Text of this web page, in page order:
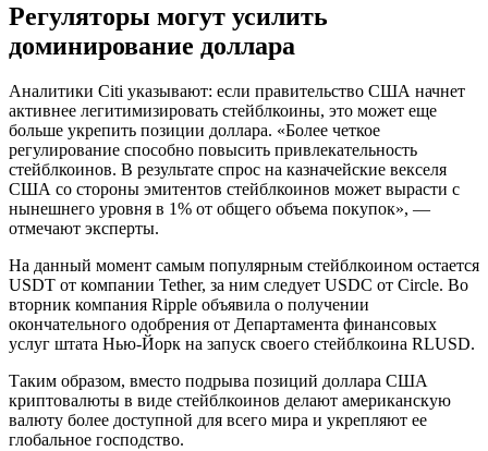
Регуляторы могут усилить
доминирование доллара
Аналитики Citi указывают: если правительство США начнет
активнее легитимизировать стейблкоины, это может еще
больше укрепить позиции доллара. «Более четкое
регулирование способно повысить привлекательность
стейблкоинов. В результате спрос на казначейские векселя
США со стороны эмитентов стейблкоинов может вырасти с
нынешнего уровня в 1% от общего объема покупок», —
отмечают эксперты.
На данный момент самым популярным стейблкоином остается
USDT от компании Tether, за ним следует USDC от Circle. Во
вторник компания Ripple объявила о получении
окончательного одобрения от Департамента финансовых
услуг штата Нью-Йорк на запуск своего стейблкоина RLUSD.
Таким образом, вместо подрыва позиций доллара США
криптовалюты в виде стейблкоинов делают американскую
валюту более доступной для всего мира и укрепляют ее
глобальное господство.